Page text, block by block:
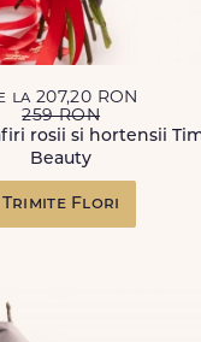
la 207,20 RON
259 RON
rosii si hortensii
Beauty
Trimite Flori